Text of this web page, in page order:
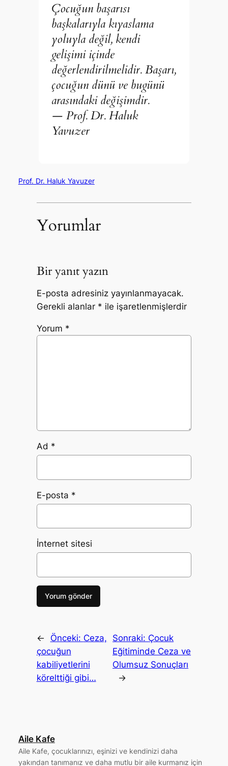
Çocuğun başarısı
başkalarıyla kıyaslama
yoluyla değil, kendi
gelişimi içinde
değerlendirilmelidir. Başarı,
çocuğun dünü ve bugünü
arasındaki değişimdir.
— Prof. Dr. Haluk
Yavuzer
Prof. Dr. Haluk Yavuzer
Yorumlar
Bir yanıt yazın
E-posta adresiniz yayınlanmayacak.
Gerekli alanlar * ile işaretlenmişlerdir
Yorum *
Ad *
E-posta *
İnternet sitesi
← Önceki: Ceza,
çocuğun
kabiliyetlerini
körelttiği gibi…
Sonraki: Çocuk
Eğitiminde Ceza ve
Olumsuz Sonuçları
→
Aile Kafe
Aile Kafe, çocuklarınızı, eşinizi ve kendinizi daha
yakından tanımanız ve daha mutlu bir aile kurmanız için